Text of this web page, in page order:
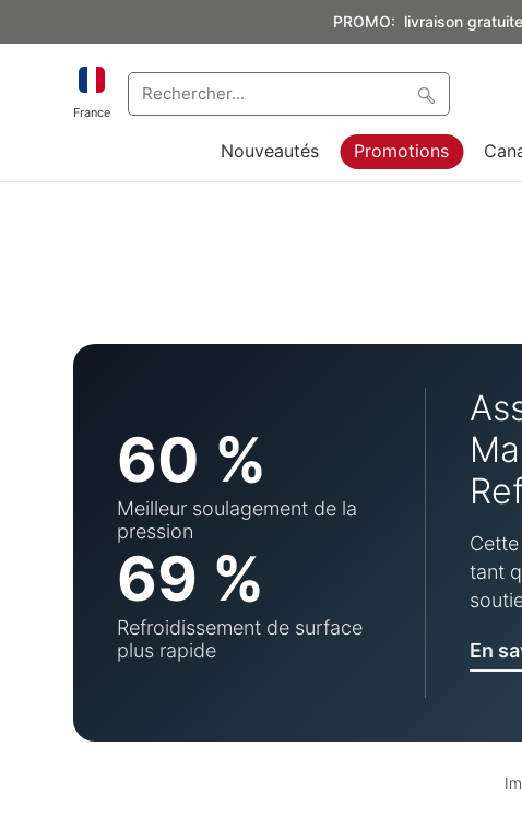
PROMO: livraison
France
Nouveautés Promotions
60 %
Meilleur soulagement de la
pression
69 %
Refroidissement de surface
plus rapide
tant
En